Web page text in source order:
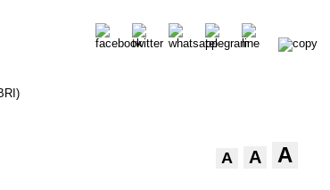
A A A